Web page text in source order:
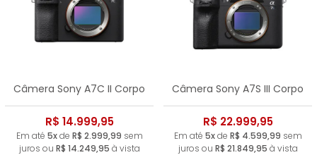
Câmera Sony A7C II Corpo
R$ 14.999,95
Em até 5xde R$ 2.999,99 sem
juros ou R$ 14.249,95 à vista
Câmera Sony A7S III Corpo
R$ 22.999,95
Em até 5xde R$ 4.599,99 sem
juros ou R$ 21.849,95 à vista